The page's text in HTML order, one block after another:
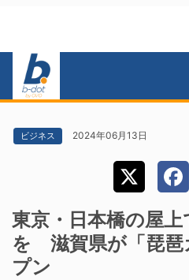
ビジネス 2024年06月13日
東京・日本橋の屋
を 滋賀県が「琵琶
プン